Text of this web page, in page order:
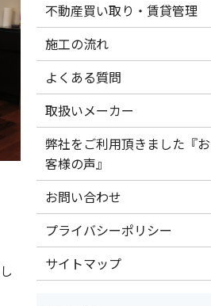
不動産買い取り・賃貸管理
施工の流れ
よくある質問
取扱いメーカー
弊社をご利用頂きました『お
客様の声』
お問い合わせ
プライバシーポリシー
サイトマップ